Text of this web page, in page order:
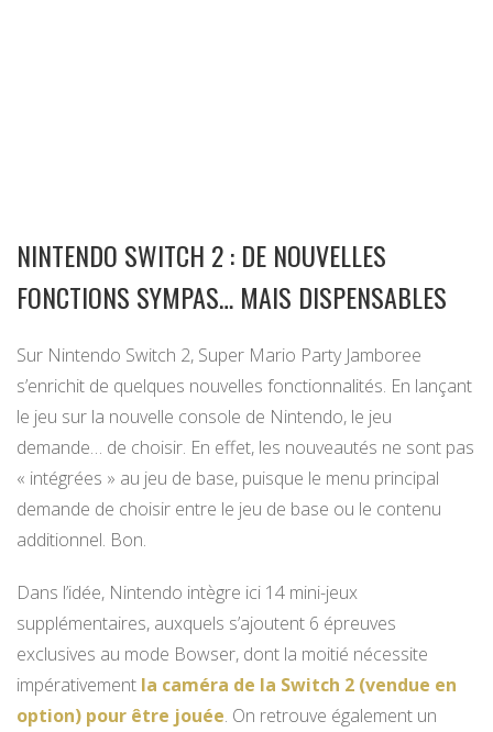
NINTENDO SWITCH 2 : DE NOUVELLES
FONCTIONS SYMPAS… MAIS DISPENSABLES
Sur Nintendo Switch 2, Super Mario Party Jamboree
s’enrichit de quelques nouvelles fonctionnalités. En lançant
le jeu sur la nouvelle console de Nintendo, le jeu
demande… de choisir. En effet, les nouveautés ne sont pas
« intégrées » au jeu de base, puisque le menu principal
demande de choisir entre le jeu de base ou le contenu
additionnel. Bon.
Dans l’idée, Nintendo intègre ici 14 mini-jeux
supplémentaires, auxquels s’ajoutent 6 épreuves
exclusives au mode Bowser, dont la moitié nécessite
impérativement la caméra de la Switch 2 (vendue en
option) pour être jouée. On retrouve également un